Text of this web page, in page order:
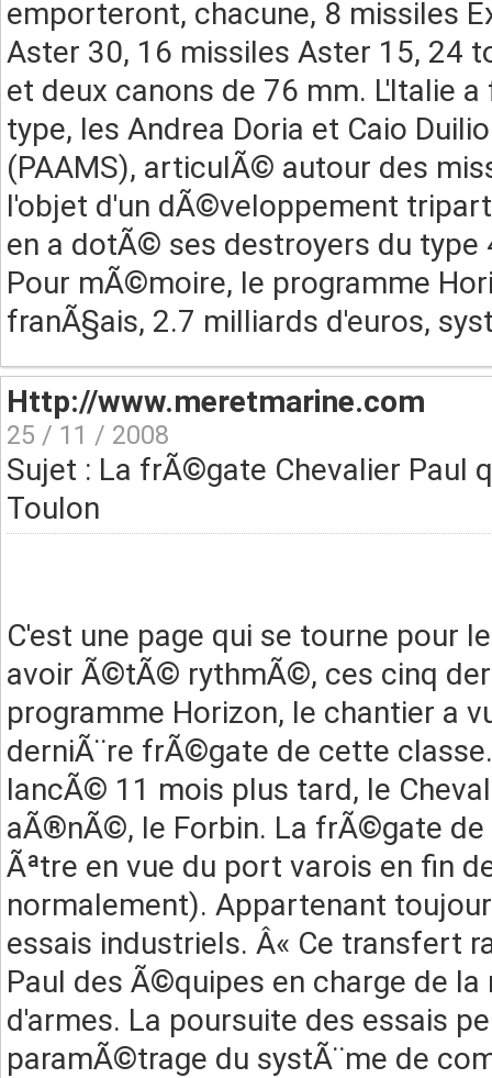
emporteront, chacune, 8 missiles
Aster 30, 16 missiles Aster 15, 24
et deux canons de 76 mm. L'Italie
type, les Andrea Doria et Caio
(PAAMS), articulÃ© autour des
l'objet d'un dÃ©veloppement
en a dotÃ© ses destroyers du
Pour mÃ©moire, le programme
franÃ§ais, 2.7 milliards d'euros,
Http://www.meretmarine.com
25 / 11 / 2008
Sujet : La frÃ©gate Chevalier Paul
Toulon
C'est une page qui se tourne pour
avoir Ã©tÃ© rythmÃ©, ces cinq
programme Horizon, le chantier a
derniÃ¨re frÃ©gate de cette
lancÃ© 11 mois plus tard, le
aÃ®nÃ©, le Forbin. La frÃ©gate
Ãªtre en vue du port varois en fin
normalement). Appartenant
essais industriels. Â« Ce transfert
Paul des Ã©quipes en charge de
d'armes. La poursuite des essais
paramÃ©trage du systÃ¨me de